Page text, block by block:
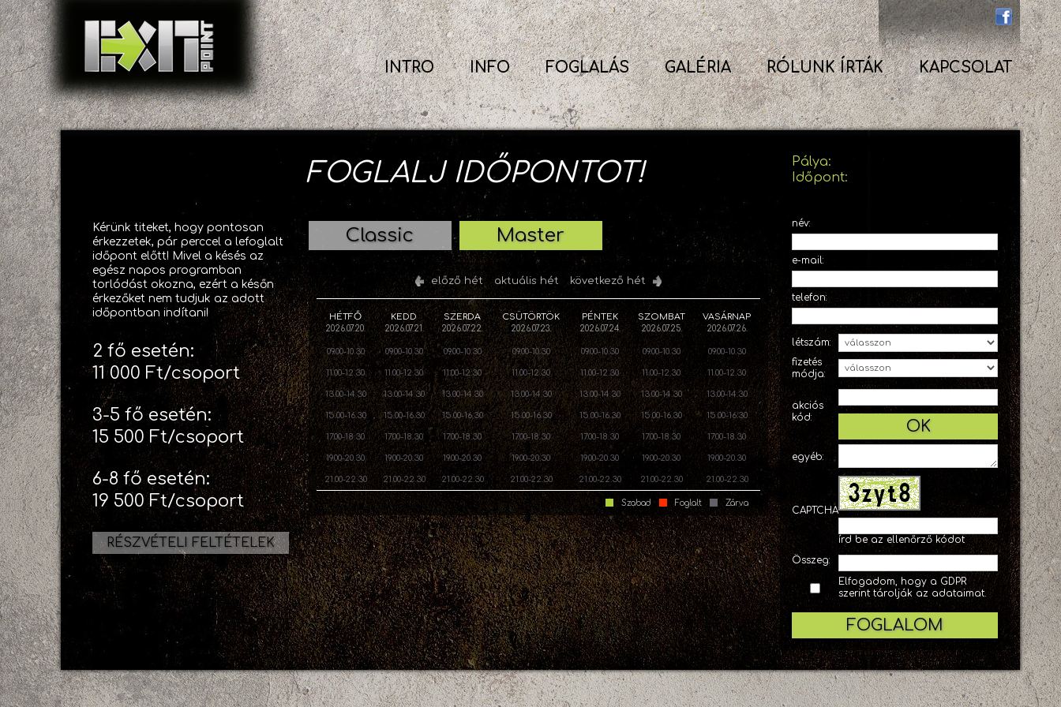
INTRO INFO FOGLALÁS GALÉRIA RÓLUNK ÍRTÁK KAPCSOLAT
FOGLALJ IDŐPONTOT!
Kérünk titeket, hogy pontosan
érkezzetek, pár perccel a lefoglalt
időpont előtt! Mivel a késés az
egész napos programban
torlódást okozna, ezért a későn
érkezőket nem tudjuk az adott
időpontban indítani!
2 fő esetén:
11 000 Ft/csoport
3-5 fő esetén:
15 500 Ft/csoport
6-8 fő esetén:
19 500 Ft/csoport
RÉSZVÉTELI FELTÉTELEK
Classic Master
előző hét aktuális hét következő hét
HÉTFŐ
2026.07.20.
KEDD
2026.07.21.
SZERDA
2026.07.22.
CSÜTÖRTÖK
2026.07.23.
PÉNTEK
2026.07.24.
SZOMBAT
2026.07.25.
VASÁRNAP
2026.07.26.
09.00-10.30 09.00-10.30 09.00-10.30 09.00-10.30 09.00-10.30 09.00-10.30 09.00-10.30
11.00-12.30 11.00-12.30 11.00-12.30 11.00-12.30 11.00-12.30 11.00-12.30 11.00-12.30
13.00-14.30 13.00-14.30 13.00-14.30 13.00-14.30 13.00-14.30 13.00-14.30 13.00-14.30
15.00-16.30 15.00-16.30 15.00-16.30 15.00-16.30 15.00-16.30 15.00-16.30 15.00-16.30
17.00-18.30 17.00-18.30 17.00-18.30 17.00-18.30 17.00-18.30 17.00-18.30 17.00-18.30
19.00-20.30 19.00-20.30 19.00-20.30 19.00-20.30 19.00-20.30 19.00-20.30 19.00-20.30
21.00-22.30 21.00-22.30 21.00-22.30 21.00-22.30 21.00-22.30 21.00-22.30 21.00-22.30
Zárva
Foglalt
Szabad
Pálya:
Időpont:
név:
e-mail:
telefon:
létszám:
fizetés
módja:
akciós
kód:
OK
egyéb:
CAPTCHA
írd be az ellenőrző kódot
Összeg:
Elfogadom, hogy a GDPR
szerint tárolják az adataimat.
FOGLALOM